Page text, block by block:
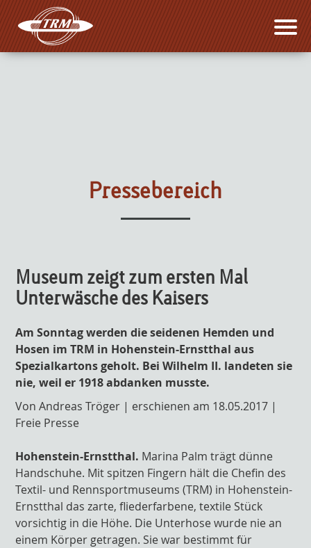
Pressebereich
Museum zeigt zum ersten Mal
Unterwäsche des Kaisers
Am Sonntag werden die seidenen Hemden und
Hosen im TRM in Hohenstein-Ernstthal aus
Spezialkartons geholt. Bei Wilhelm II. landeten sie
nie, weil er 1918 abdanken musste.
Von Andreas Tröger | erschienen am 18.05.2017 |
Freie Presse
Hohenstein-Ernstthal. Marina Palm trägt dünne
Handschuhe. Mit spitzen Fingern hält die Chefin des
Textil- und Rennsportmuseums (TRM) in Hohenstein-
Ernstthal das zarte, fliederfarbene, textile Stück
vorsichtig in die Höhe. Die Unterhose wurde nie an
einem Körper getragen. Sie war bestimmt für